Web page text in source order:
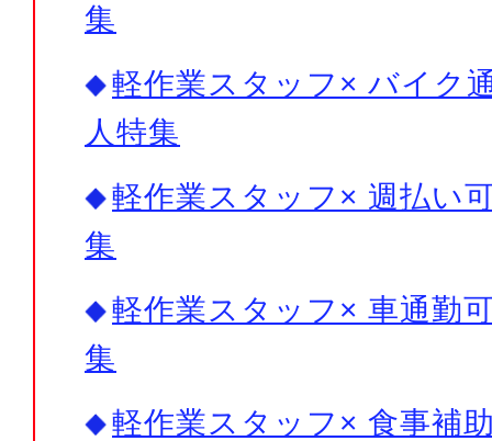
集
軽作業スタッフ× バイク
人特集
軽作業スタッフ× 週払い
集
軽作業スタッフ× 車通勤
集
軽作業スタッフ× 食事補